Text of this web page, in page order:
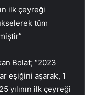
ilk çeyreği
tüm
Bolat; “2023
eşiğini aşarak, 1
yılının ilk çeyreği